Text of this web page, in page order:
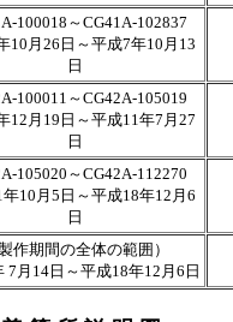
100018～CG41A-102837
10月26日～平成7年10月13
日
100011～CG42A-105019
12月19日～平成11年7月27
日
105020～CG42A-112270
10月5日～平成18年12月6
日
製作期間の全体の範囲）
7月14日～平成18年12月6日